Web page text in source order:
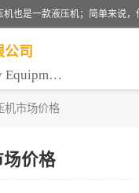
司
Suzhou Busiwei Machinery Equipment Co., Ltd.
机市场价格
价格